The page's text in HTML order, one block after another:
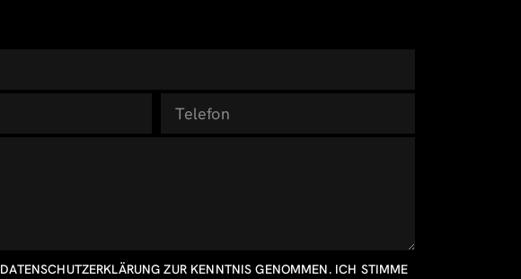
DATENSCHUTZERKLÄRUNG ZUR KENNTNIS GENOMMEN. ICH STIMME